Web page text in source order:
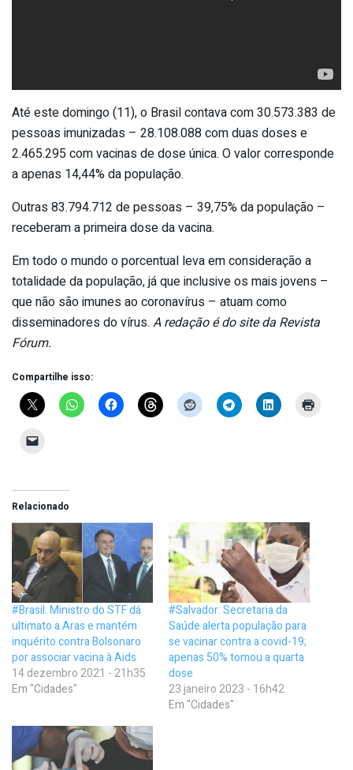
Até este domingo (11), o Brasil contava com 30.573.383 de
pessoas imunizadas – 28.108.088 com duas doses e
2.465.295 com vacinas de dose única. O valor corresponde
a apenas 14,44% da população.
Outras 83.794.712 de pessoas – 39,75% da população –
receberam a primeira dose da vacina.
Em todo o mundo o porcentual leva em consideração a
totalidade da população, já que inclusive os mais jovens –
que não são imunes ao coronavírus – atuam como
disseminadores do vírus. A redação é do site da Revista
Fórum.
Compartilhe isso:
Relacionado
#Brasil: Ministro do STF dá
ultimato a Aras e mantém
inquérito contra Bolsonaro
por associar vacina à Aids
14 dezembro 2021 - 21h35
Em "Cidades"
#Salvador: Secretaria da
Saúde alerta população para
se vacinar contra a covid-19;
apenas 50% tomou a quarta
dose
23 janeiro 2023 - 16h42
Em "Cidades"